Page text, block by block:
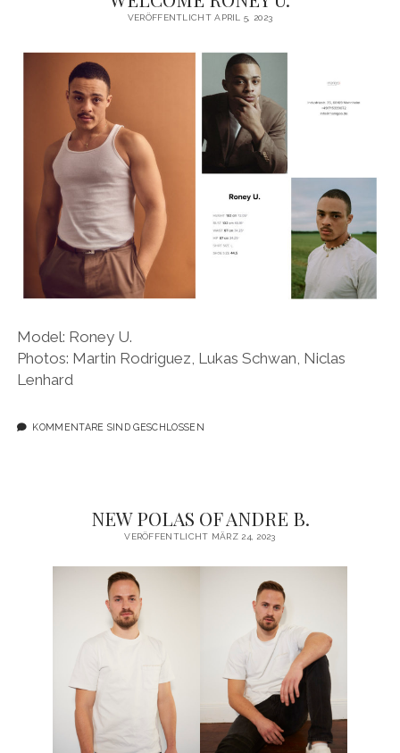
VERÖFFENTLICHT APRIL 5, 2023
Model: Roney U.
Photos: Martin Rodriguez, Lukas Schwan, Niclas
Lenhard
KOMMENTARE SIND GESCHLOSSEN
NEW POLAS OF ANDRE B.
VERÖFFENTLICHT MÄRZ 24, 2023